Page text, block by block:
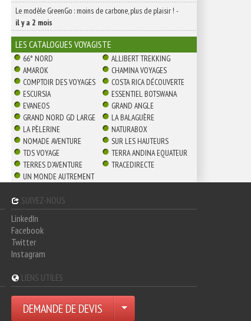
Le modèle GreenGo : moins de carbone, plus de plaisir ! -
il y a 2 mois
LES CATALOGUES VOYAGISTE
66° NORD
ALLIBERT TREKKING
AMAROK
CHAMINA VOYAGES
COMPTOIR DES VOYAGES
COSTA RICA DÉCOUVERTE
ESCURSIA
ESSENTIEL BOTSWANA
EVANEOS
GRAND ANGLE
GRAND NORD GD LARGE
LA BALAGUÈRE
LA PÈLERINE
NATURABOX
NOMADE AVENTURE
SUR LES HAUTEURS
TDS VOYAGE
TERRA ANDINA EQUATEUR
TERRES D'AVENTURE
TRACEDIRECTE
UN MONDE AUTREMENT
SUIVEZ-NOUS
LinkedIn
Facebook
Twitter
Instagram
LIENS UTILES
DEMANDE DE DEVIS